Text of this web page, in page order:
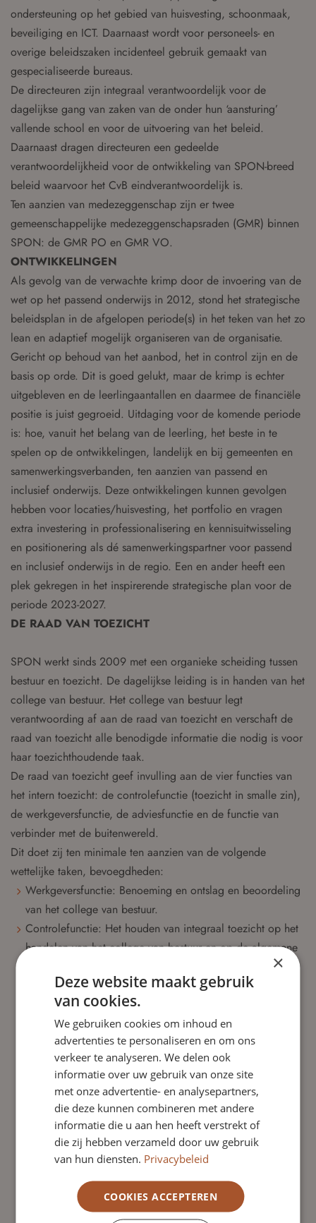
ondersteuning op het gebied van huisvesting, schoonmaak,
beveiliging en ICT. Daarnaast wordt voor personeels- en
overige beleidszaken incidenteel gebruik gemaakt van
gespecialiseerde bureaus.
De directeuren zijn integraal verantwoordelijk voor de
dagelijkse gang van zaken van de onder hun ‘aansturing’
vallende school en voor de uitvoering van het beleid.
Daarnaast dragen directeuren een gedeelde
verantwoordelijkheid voor de ontwikkeling van SPON-breed
beleid waarvoor het CvB eindverantwoordelijk is.
Ten aanzien van medezeggenschap zijn er twee
gemeenschappelijke medezeggenschapsraden (GMR) binnen
SPON: de GMR PO en GMR VO.
ONTWIKKELINGEN
Als gevolg van de verwachte krimp door de invoering van de
wet op het passend onderwijs in 2012, stond het strategische
beleidsplan in de afgelopen periode(s) in het teken van het zo
lean en adaptief mogelijk organiseren van de organisatie.
Gericht op behoud van het aanbod, het in control zijn en de
basis op orde. Dit is goed gelukt, maar de krimp is echter
uitgebleven en de leerlingaantallen en daarmee de financiële
positie is juist gegroeid. Uitdaging voor de komende periode
is: hoe, vanuit het belang van de leerling, het beste in te
spelen op de ontwikkelingen, landelijk en bij gemeenten en
samenwerkingsverbanden, ten aanzien van passend en
inclusief onderwijs. Deze ontwikkelingen kunnen gevolgen
hebben voor locaties/huisvesting, het portfolio en vragen
extra investering in professionalisering en kennisuitwisseling
en positionering als dé samenwerkingspartner voor passend
en inclusief onderwijs in de regio. Een en ander heeft een
plek gekregen in het inspirerende strategische plan voor de
periode 2023-2027.
DE RAAD VAN TOEZICHT
SPON werkt sinds 2009 met een organieke scheiding tussen
bestuur en toezicht. De dagelijkse leiding is in handen van het
college van bestuur. Het college van bestuur legt
verantwoording af aan de raad van toezicht en verschaft de
raad van toezicht alle benodigde informatie die nodig is voor
haar toezichthoudende taak.
De raad van toezicht geef invulling aan de vier functies van
het intern toezicht: de controlefunctie (toezicht in smalle zin),
de werkgeversfunctie, de adviesfunctie en de functie van
verbinder met de buitenwereld.
Dit doet zij ten minimale ten aanzien van de volgende
wettelijke taken, bevoegdheden:
Werkgeversfunctie: Benoeming en ontslag en beoordeling
van het college van bestuur.
Controlefunctie: Het houden van integraal toezicht op het
handelen van het college van bestuur en op de algemene
onderwijsinstelling. Deze controlerende taak betreft in
ieder geval:
> Het toezicht houden op naleving van de wettelijke
verplichtingen en de Code Goed Bestuur van de PO-raad
en VO-raad.
> Het toezicht houden op rechtmatige verwerving,
bestemming en aanwending van de middelen.
> De goedkeuring van het strategisch beleid.
> De benoeming van de externe accountant.
> De goedkeuring van de jaarrekening, begroting en
> De goedkeuring van het jaarverslag.
> De rechtspositie en bezoldiging van de leden van het
×
Deze website maakt gebruik
van cookies.
We gebruiken cookies om inhoud en
advertenties te personaliseren en om ons
verkeer te analyseren. We delen ook
informatie over uw gebruik van onze site
met onze advertentie- en analysepartners,
die deze kunnen combineren met andere
informatie die u aan hen heeft verstrekt of
die zij hebben verzameld door uw gebruik
van hun diensten. Privacybeleid
COOKIES ACCEPTEREN